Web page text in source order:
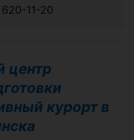
11-20
центр
курорт в